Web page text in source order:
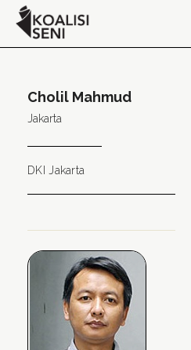
Cholil Mahmud
Jakarta
DKI Jakarta